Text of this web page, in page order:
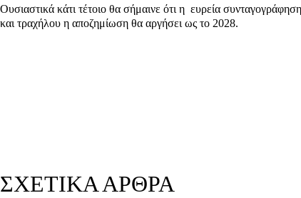
Ουσιαστικά κάτι τέτοιο θα σήμαινε ότι η ευρεία
και τραχήλου η αποζημίωση θα αργήσει ως το 2028.
ΣΧΕΤΙΚΑ ΑΡΘΡΑ